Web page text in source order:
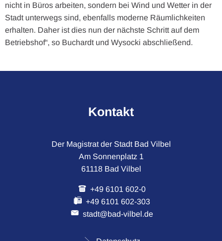
nicht in Büros arbeiten, sondern bei Wind und Wetter in der
Stadt unterwegs sind, ebenfalls moderne Räumlichkeiten
erhalten. Daher ist dies nun der nächste Schritt auf dem
Betriebshof“, so Buchardt und Wysocki abschließend.
Kontakt
Der Magistrat der Stadt Bad Vilbel
Am Sonnenplatz 1
61118 Bad Vilbel
+49 6101 602-0
+49 6101 602-303
stadt@bad-vilbel.de